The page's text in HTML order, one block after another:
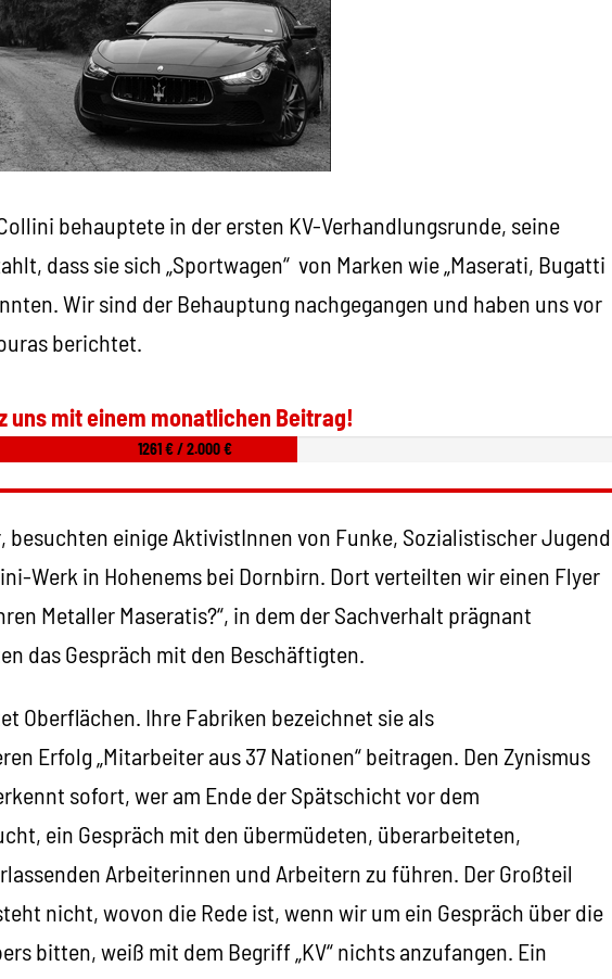
behauptete in der ersten KV-Verhandlungsrunde, seine
dass sie sich „Sportwagen“ von Marken wie „Maserati, Bugatti
Wir sind der Behauptung nachgegangen und haben uns vor
berichtet.
uns mit einem monatlichen Beitrag!
1261 € / 2.000 €
besuchten einige AktivistInnen von Funke, Sozialistischer Jugend
Werk in Hohenems bei Dornbirn. Dort verteilten wir einen Flyer
Metaller Maseratis?“, in dem der Sachverhalt prägnant
das Gespräch mit den Beschäftigten.
Oberflächen. Ihre Fabriken bezeichnet sie als
Erfolg „Mitarbeiter aus 37 Nationen“ beitragen. Den Zynismus
sofort, wer am Ende der Spätschicht vor dem
ein Gespräch mit den übermüdeten, überarbeiteten,
Arbeiterinnen und Arbeitern zu führen. Der Großteil
nicht, wovon die Rede ist, wenn wir um ein Gespräch über die
bitten, weiß mit dem Begriff „KV“ nichts anzufangen. Ein